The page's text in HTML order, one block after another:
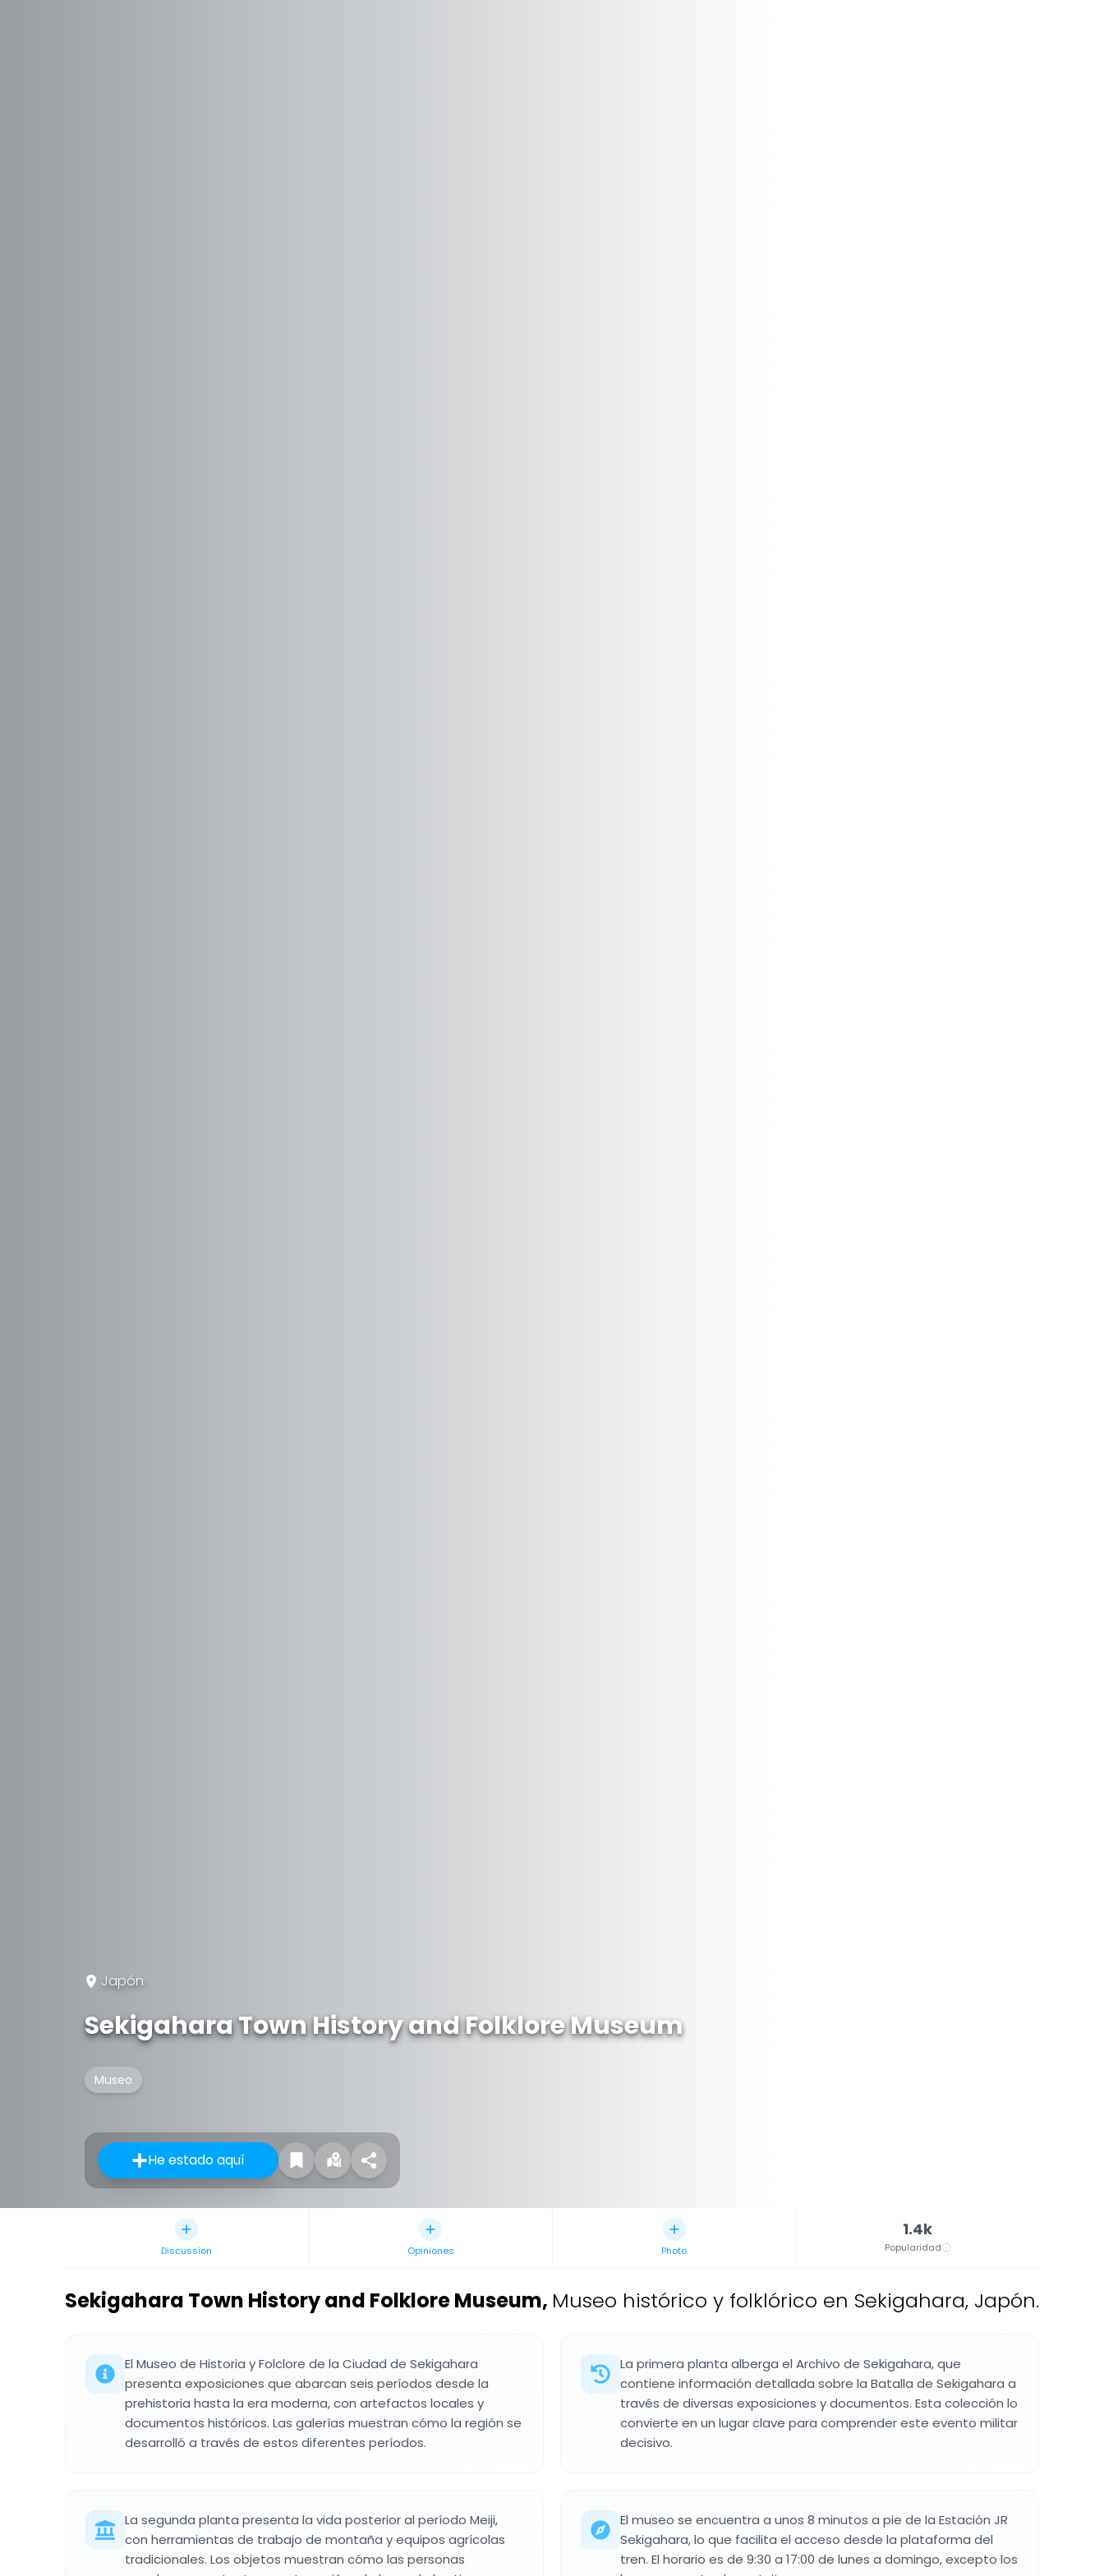
Japón
Sekigahara Town History and Folklore Museum
Museo
He estado aquí
Discussion Opiniones Photo
1.4k
Popularidad
Sekigahara Town History and Folklore Museum, Museo histórico y folklórico en Sekigahara, Japón.
El Museo de Historia y Folclore de la Ciudad de Sekigahara
presenta exposiciones que abarcan seis períodos desde la
prehistoria hasta la era moderna, con artefactos locales y
documentos históricos. Las galerías muestran cómo la región se
desarrolló a través de estos diferentes períodos.
La primera planta alberga el Archivo de Sekigahara, que
contiene información detallada sobre la Batalla de Sekigahara a
través de diversas exposiciones y documentos. Esta colección lo
convierte en un lugar clave para comprender este evento militar
decisivo.
La segunda planta presenta la vida posterior al período Meiji,
con herramientas de trabajo de montaña y equipos agrícolas
tradicionales. Los objetos muestran cómo las personas
El museo se encuentra a unos 8 minutos a pie de la Estación JR
Sekigahara, lo que facilita el acceso desde la plataforma del
tren. El horario es de 9:30 a 17:00 de lunes a domingo, excepto los